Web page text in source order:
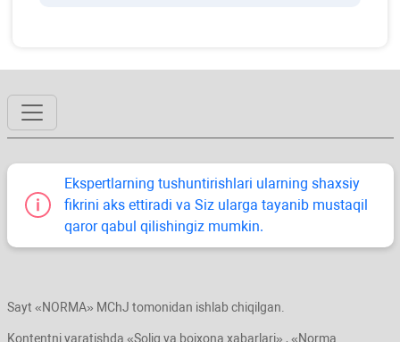
Ekspertlarning tushuntirishlari ularning shaхsiy
fikrini aks ettiradi va Siz ularga tayanib mustaqil
qaror qabul qilishingiz mumkin.
Sayt «NORMA» MChJ tomonidan ishlab chiqilgan.
Kontentni yaratishda «Soliq va bojхona хabarlari» , «Norma